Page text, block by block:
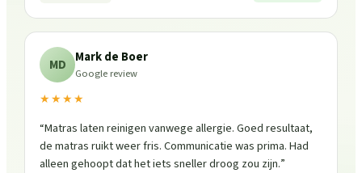
MD Mark de Boer
Google review
★★★★
“Matras laten reinigen vanwege allergie. Goed resultaat,
de matras ruikt weer fris. Communicatie was prima. Had
alleen gehoopt dat het iets sneller droog zou zijn.”